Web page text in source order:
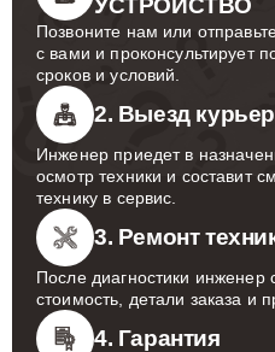
УСТРОЙСТВО
Позвоните нам или
с вами и проконсультирует
сроков и условий.
2. Выезд
Инженер приедет в
осмотр техники и составит
технику в сервис.
3. Ремонт
После диагностики инженер
стоимость, детали заказа и
4. Гарантия